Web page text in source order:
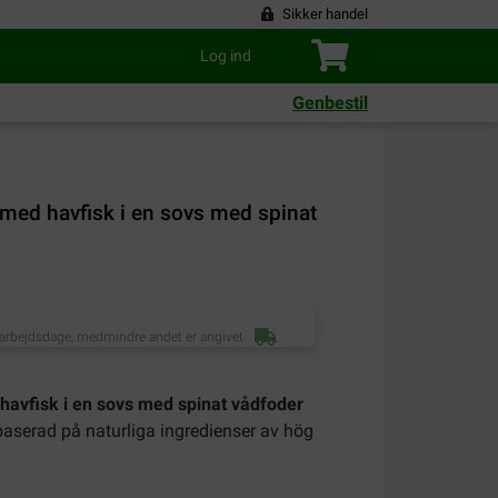
Sikker handel
Log ind
Genbestil
havfisk i en sovs med spinat
medmindre andet er angivet
i en sovs med spinat vådfoder
på naturliga ingredienser av hög